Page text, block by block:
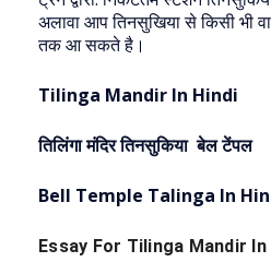
अलावा आप तिनसुखिया से किसी भी
तक आ सकते है।
Tilinga Mandir In Hindi
तिलिंगा मंदिर तिनसुकिया बेल टेंपल
Bell Temple Talinga In
Essay For Tilinga Mandir In